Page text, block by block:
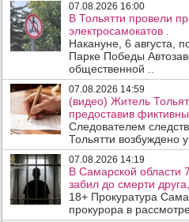
07.08.2026 16:00
В Тольятти провели
электросамокатов .
Накануне, 6 августа,
Парке Победы
общественной ..
07.08.2026 14:59
(видео) Житель
предоставив
Следователем
Тольятти возбуждено
07.08.2026 14:19
В Самарской области
забил до смерти
18+ Прокуратура
прокурора в